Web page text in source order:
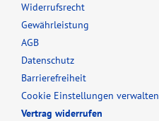
Widerrufsrecht
Gewährleistung
AGB
Datenschutz
Barrierefreiheit
Cookie Einstellungen verwalten
Vertrag widerrufen